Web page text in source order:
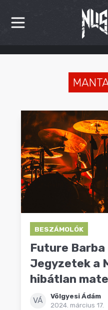
HÍREK
INTERJÚK
PREMIEREK
KULT
MÁSVILÁG
BESZÁMOLÓK
Future Barba
Jegyzetek a
hibátlan
VÁ
Völgyesi Ádám
2024. március 17.